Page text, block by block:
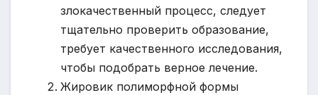
злокачественный процесс, следует
тщательно проверить образование,
требует качественного исследования,
чтобы подобрать верное лечение.
Жировик полиморфной формы